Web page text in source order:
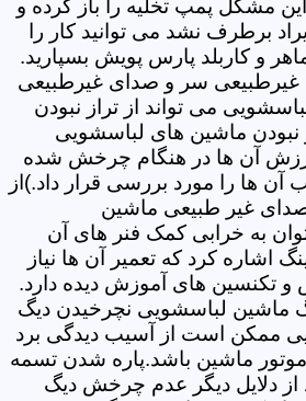
مشکل پمپ تخلیه را باز کرده و
برطرف نشد می توانید کار را
و کاربلد پارس پویش بسپارید.
غیرطبیعی سر و صدای غیرطبیعی
می تواند از تراز نبودن
نبودن ماشین های لباسشویی
آن ها در هنگام چرخش شده
آن ها را مورد بررسی قرار داد.)از
غیر طبیعی ماشین
به خرابی کمک فنر های آن
اشاره کرد که تعمیر آن ها نیاز
و تکنسین های آموزش دیده دارد.
لباسشویی نچرخیدن دیگ
ممکن است از آسیب دیدگی برد
موتور ماشین باشد.پاره شدن تسمه
از دلایل دیگر عدم چرخش دیگ